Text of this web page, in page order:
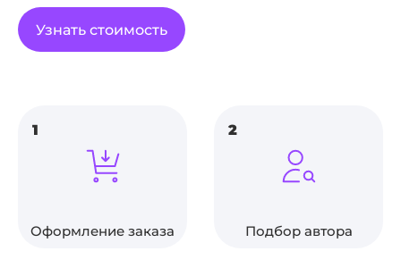
Узнать стоимость
1
Оформление заказа
2
Подбор автора